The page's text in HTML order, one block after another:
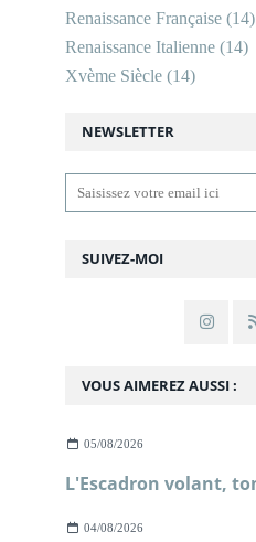
NEWSLETTER
SUIVEZ-MOI
VOUS AIMEREZ AUSSI :
05/08/2026
04/08/2026
Renaissance Française (14)
Renaissance Italienne (14)
Xvème Siècle (14)